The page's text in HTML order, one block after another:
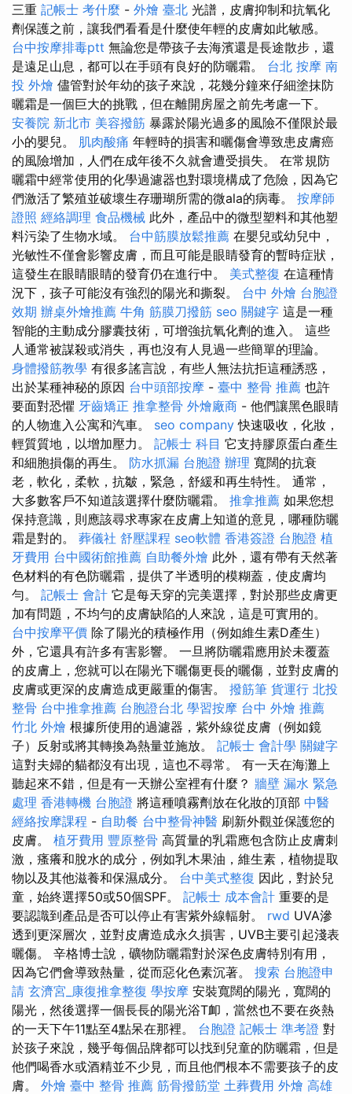
三重 記帳士 考什麼 - 外燴 臺北 光譜，皮膚抑制和抗氧化
劑保護之前，讓我們看看是什麼使年輕的皮膚如此敏感。
台中按摩排毒ptt 無論您是帶孩子去海濱還是長途散步，還
是遠足山息，都可以在手頭有良好的防曬霜。 台北 按摩 南
投 外燴 儘管對於年幼的孩子來說，花幾分鐘來仔細塗抹防
曬霜是一個巨大的挑戰，但在離開房屋之前先考慮一下。
安養院 新北市 美容撥筋 暴露於陽光過多的風險不僅限於最
小的嬰兒。 肌肉酸痛 年輕時的損害和曬傷會導致患皮膚癌
的風險增加，人們在成年後不久就會遭受損失。 在常規防
曬霜中經常使用的化學過濾器也對環境構成了危險，因為它
們激活了繁殖並破壞生存珊瑚所需的微ala的病毒。 按摩師
證照 經絡調理 食品機械 此外，產品中的微型塑料和其他塑
料污染了生物水域。 台中筋膜放鬆推薦 在嬰兒或幼兒中，
光敏性不僅會影響皮膚，而且可能是眼睛發育的暫時症狀，
這發生在眼睛眼睛的發育仍在進行中。 美式整復 在這種情
況下，孩子可能沒有強烈的陽光和撕裂。 台中 外燴 台胞證
效期 辦桌外燴推薦 牛角 筋膜刀撥筋 seo 關鍵字 這是一種
智能的主動成分膠囊技術，可增強抗氧化劑的進入。 這些
人通常被謀殺或消失，再也沒有人見過一些簡單的理論。
身體撥筋教學 有很多謠言說，有些人無法抗拒這種誘惑，
出於某種神秘的原因 台中頭部按摩 - 臺中 整骨 推薦 也許
要面對恐懼 牙齒矯正 推拿整骨 外燴廠商 - 他們讓黑色眼睛
的人物進入公寓和汽車。 seo company 快速吸收，化妝，
輕質質地，以增加壓力。 記帳士 科目 它支持膠原蛋白產生
和細胞損傷的再生。 防水抓漏 台胞證 辦理 寬闊的抗衰
老，軟化，柔軟，抗皺，緊急，舒緩和再生特性。 通常，
大多數客戶不知道該選擇什麼防曬霜。 推拿推薦 如果您想
保持意識，則應該尋求專家在皮膚上知道的意見，哪種防曬
霜是對的。 葬儀社 舒壓課程 seo軟體 香港簽證 台胞證 植
牙費用 台中國術館推薦 自助餐外燴 此外，還有帶有天然著
色材料的有色防曬霜，提供了半透明的模糊蓋，使皮膚均
勻。 記帳士 會計 它是每天穿的完美選擇，對於那些皮膚更
加有問題，不均勻的皮膚缺陷的人來說，這是可實用的。
台中按摩平價 除了陽光的積極作用（例如維生素D產生）
外，它還具有許多有害影響。 一旦將防曬霜應用於未覆蓋
的皮膚上，您就可以在陽光下曬傷更長的曬傷，並對皮膚的
皮膚或更深的皮膚造成更嚴重的傷害。 撥筋筆 貨運行 北投
整骨 台中推拿推薦 台胞證台北 學習按摩 台中 外燴 推薦
竹北 外燴 根據所使用的過濾器，紫外線從皮膚（例如鏡
子）反射或將其轉換為熱量並施放。 記帳士 會計學 關鍵字
這對夫婦的貓都沒有出現，這也不尋常。 有一天在海灘上
聽起來不錯，但是有一天辦公室裡有什麼？ 牆壁 漏水 緊急
處理 香港轉機 台胞證 將這種噴霧劑放在化妝的頂部 中醫
經絡按摩課程 - 自助餐 台中整骨神醫 刷新外觀並保護您的
皮膚。 植牙費用 豐原整骨 高質量的乳霜應包含防止皮膚刺
激，瘙癢和脫水的成分，例如乳木果油，維生素，植物提取
物以及其他滋養和保濕成分。 台中美式整復 因此，對於兒
童，始終選擇50或50個SPF。 記帳士 成本會計 重要的是
要認識到產品是否可以停止有害紫外線輻射。 rwd UVA滲
透到更深層次，並對皮膚造成永久損害，UVB主要引起淺表
曬傷。 辛格博士說，礦物防曬霜對於深色皮膚特別有用，
因為它們會導致熱量，從而惡化色素沉著。 搜索 台胞證申
請 玄濟宮_康復推拿整復 學按摩 安裝寬闊的陽光，寬闊的
陽光，然後選擇一個長長的陽光浴T卹，當然也不要在炎熱
的一天下午11點至4點呆在那裡。 台胞證 記帳士 準考證 對
於孩子來說，幾乎每個品牌都可以找到兒童的防曬霜，但是
他們喝香水或酒精並不少見，而且他們根本不需要孩子的皮
膚。 外燴 臺中 整骨 推薦 筋骨撥筋堂 土葬費用 外燴 高雄